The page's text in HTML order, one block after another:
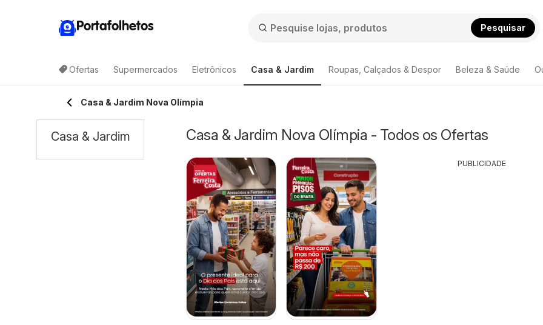
Portafolhetos Pesquisar
Ofertas Supermercados Eletrônicos Casa & Jardim Roupas, Calçados & Despor Beleza & Saúde
Casa & Jardim Nova Olímpia
Casa & Jardim Nova Olímpia - Todos os Ofertas
PUBLICIDADE
Casa & Jardim